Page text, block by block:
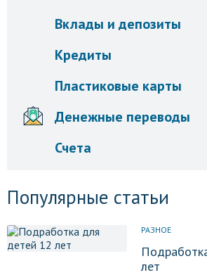
Вклады и депозиты
Кредиты
Пластиковые карты
Денежные переводы
Счета
Популярные статьи
РАЗНОЕ
лет